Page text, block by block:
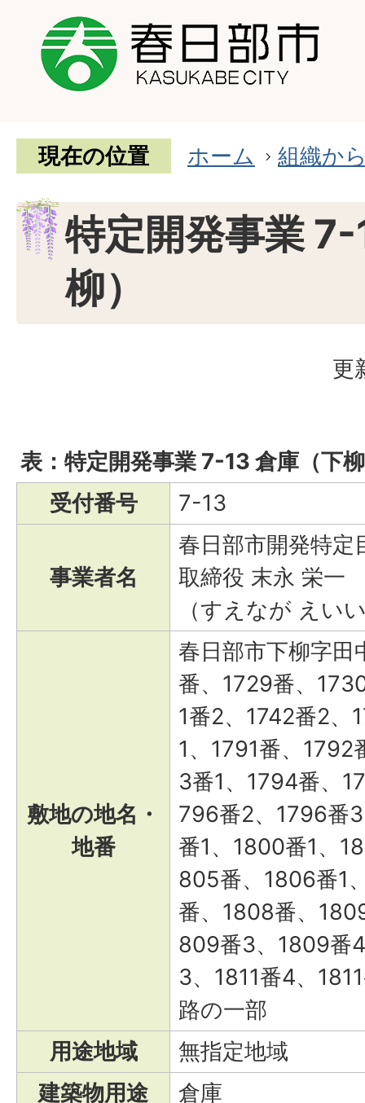
現在の位置 ホーム 組織か
特定開発事業
柳）
更
表：特定開発事業 7-13 倉庫（下
受付番号
7-13
事業者名
春日部市開発特定
取締役 末永 栄一
（すえなが えい
敷地の地名・
地番
春日部市下柳字田
番、1729番、
1番2、1742番2、
1、1791番、1792
3番1、1794番、
796番2、1796番
番1、1800番1、
805番、1806番1
番、1808番、
809番3、1809番
3、1811番4、
路の一部
用途地域
無指定地域
建築物用途
倉庫